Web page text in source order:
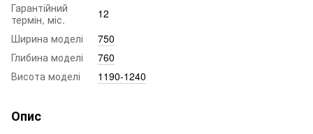
Гарантійний
термін, міс.
12
Ширина моделі
750
Глибина моделі
760
Висота моделі
1190-1240
Опис